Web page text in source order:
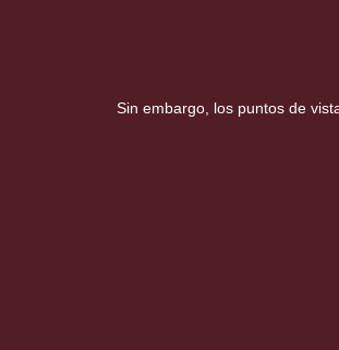
Sin embargo, los puntos de